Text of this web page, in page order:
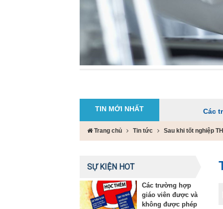
Các trường hợp
TIN MỚI NHẤT
Trang chủ Tin tức Sau khi tốt nghiệp
SỰ KIỆN HOT
Các trường hợp
giáo viên được và
không được phép